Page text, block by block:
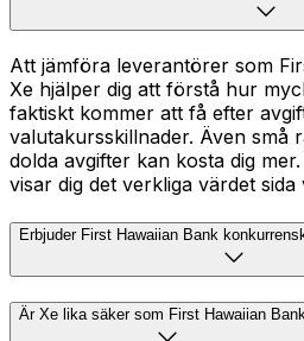
Att jämföra leverantörer som
Xe hjälper dig att förstå hur
faktiskt kommer att få efter
valutakursskillnader. Även små
dolda avgifter kan kosta dig
visar dig det verkliga värdet sida
Erbjuder First Hawaiian Bank
Är Xe lika säker som First Hawaiian